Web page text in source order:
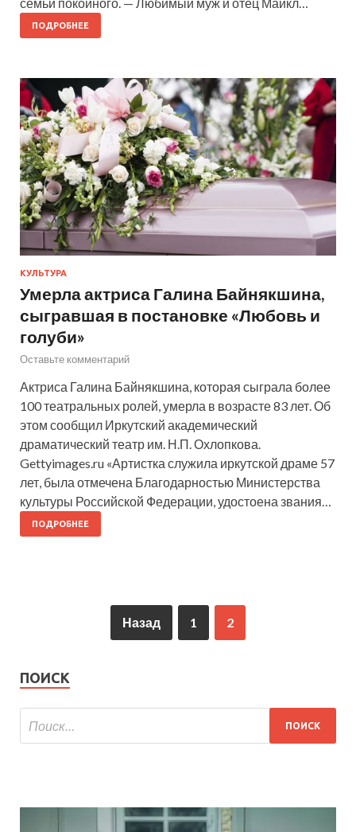
ПОДРОБНЕЕ
КУЛЬТУРА
Умерла актриса Галина Байнякшина,
сыгравшая в постановке «Любовь и
голуби»
Оставьте комментарий
Актриса Галина Байнякшина, которая сыграла более
100 театральных ролей, умерла в возрасте 83 лет. Об
этом сообщил Иркутский академический
драматический театр им. Н.П. Охлопкова.
Gettyimages.ru «Артистка служила иркутской драме 57
лет, была отмечена Благодарностью Министерства
культуры Российской Федерации, удостоена звания…
ПОДРОБНЕЕ
Назад 1 2
ПОИСК